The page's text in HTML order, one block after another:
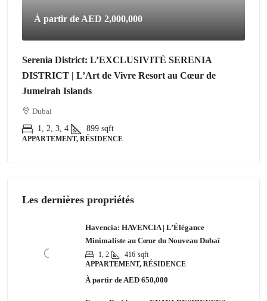
À partir de AED 2,000,000
Serenia District: L’EXCLUSIVITÉ SERENIA
DISTRICT | L’Art de Vivre Resort au Cœur de
Jumeirah Islands
Dubai
1, 2, 3, 4
899 sqft
APPARTEMENT, RÉSIDENCE
Les dernières propriétés
Havencia: HAVENCIA | L’Élégance
Minimaliste au Cœur du Nouveau Dubaï
1, 2 416 sqft
APPARTEMENT, RÉSIDENCE
À partir de AED 650,000